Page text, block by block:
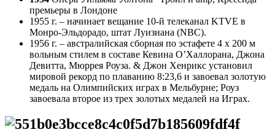
премьеры в Лондоне
1955 г. – начинает вещание 10-й телеканал KTVE в
Монро-Эльдорадо, штат Луизиана (NBC).
1956 г. – австралийская сборная по эстафете 4 х 200 м
вольным стилем в составе Кевина О’Халлорана, Джона
Девитта, Мюррея Роуза. & Джон Хенрикс установил
мировой рекорд по плаванию 8:23,6 и завоевал золотую
медаль на Олимпийских играх в Мельбурне; Роуз
завоевала второе из трех золотых медалей на Играх.